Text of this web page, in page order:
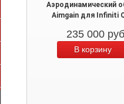
Аэродинамический
Aimgain для Infiniti
235 000 руб